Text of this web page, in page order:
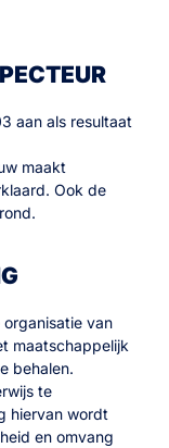
aan als resultaat
maakt
Ook de
organisatie van
maatschappelijk
behalen.
te
hiervan wordt
en omvang